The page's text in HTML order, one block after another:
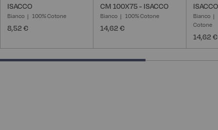
ISACCO
Bianco 100% Cotone
8,52 €
CM 100X75 - ISACCO
Bianco 100% Cotone
14,62 €
ISACCO
Bianco
Cotone
14,62 €
66.66666666666666% completed